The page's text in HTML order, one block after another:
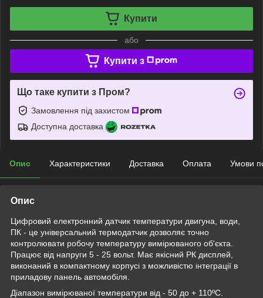
Купити
або
Купити з
Що таке купити з Пром?
Замовлення під захистом
Доступна доставка
Опис Характеристики Доставка Оплата Умови
Опис
Цифровий електронний датчик температури двигуна, води,
ПК - це універсальний термодатчик дозволяє точно
контролювати робочу температуру вимірюваного об'єкта.
Працює від напруги 5 - 25 вольт. Має якісний РК дисплей,
виконаний в компактному корпусі з можливістю інтеграції в
приладову панель автомобіля.
Діапазон вимірюваної температури від - 50 до + 110ºС.